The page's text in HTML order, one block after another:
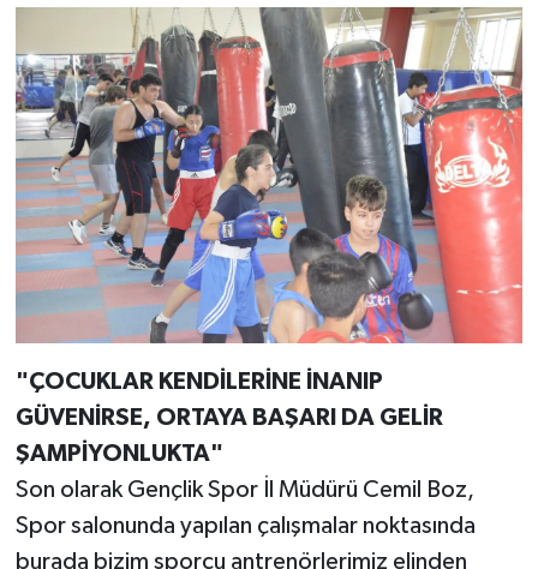
"ÇOCUKLAR KENDİLERİNE İNANIP
GÜVENİRSE, ORTAYA BAŞARI DA GELİR
ŞAMPİYONLUKTA"
Son olarak Gençlik Spor İl Müdürü Cemil Boz,
Spor salonunda yapılan çalışmalar noktasında
burada bizim sporcu antrenörlerimiz elinden